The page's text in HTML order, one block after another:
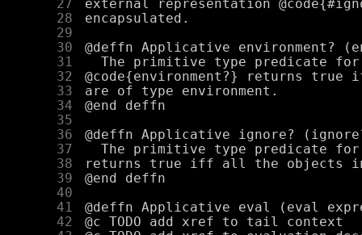
     27
     28
     29
     30
     31
     32
     33
     34
     35
     36
     37
     38
     39
     40
     41
     42